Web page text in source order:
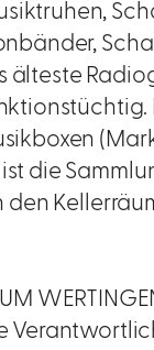
älteste
die
den